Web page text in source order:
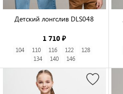
Детский лонгслив DLS048
1 710 ₽
104 110 116 122
128
134
140 146